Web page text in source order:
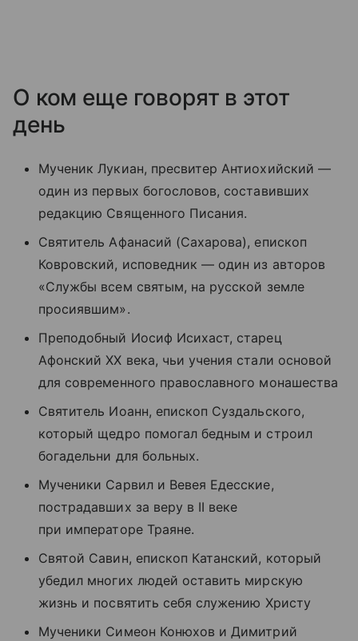
О ком еще говорят в этот
день
Мученик Лукиан, пресвитер Антиохийский —
один из первых богословов, составивших
редакцию Священного Писания.
Святитель Афанасий (Сахарова), епископ
Ковровский, исповедник — один из авторов
«Службы всем святым, на русской земле
просиявшим».
Преподобный Иосиф Исихаст, старец
Афонский XX века, чьи учения стали основой
для современного православного монашества
Святитель Иоанн, епископ Суздальского,
который щедро помогал бедным и строил
богадельни для больных.
Мученики Сарвил и Вевея Едесские,
пострадавших за веру в II веке
при императоре Траяне.
Святой Савин, епископ Катанский, который
убедил многих людей оставить мирскую
жизнь и посвятить себя служению Христу
Мученики Симеон Конюхов и Димитрий